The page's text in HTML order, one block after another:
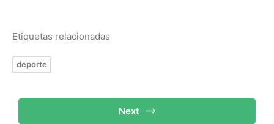
Etiquetas relacionadas
deporte
Next